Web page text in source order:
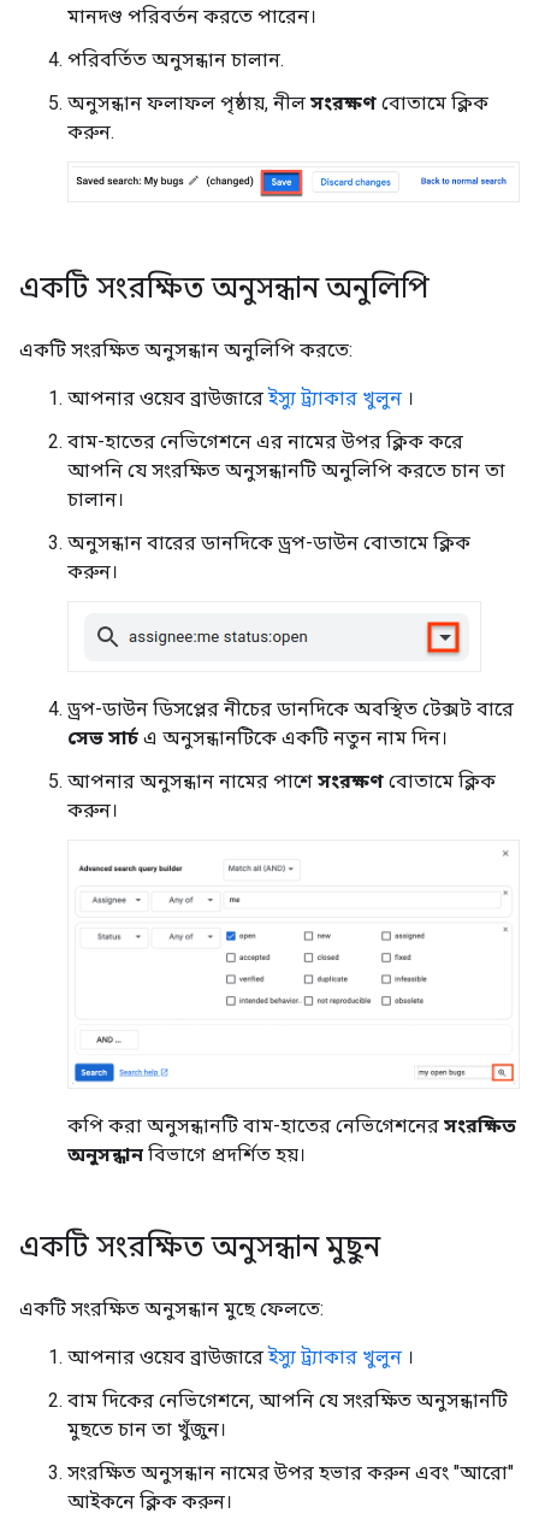
মানদণ্ড পরিবর্তন করতে পারেন।
পরিবর্তিত অনুসন্ধান চালান.
অনুসন্ধান ফলাফল পৃষ্ঠায়, নীল সংরক্ষণ বোতামে ক্লিক
করুন.
একটি সংরক্ষিত অনুসন্ধান অনুলিপি
একটি সংরক্ষিত অনুসন্ধান অনুলিপি করতে:
আপনার ওয়েব ব্রাউজারেইস্যু ট্র্যাকার খুলুন ।
বাম-হাতের নেভিগেশনে এর নামের উপর ক্লিক করে
আপনি যে সংরক্ষিত অনুসন্ধানটি অনুলিপি করতে চান তা
চালান।
অনুসন্ধান বারের ডানদিকে ড্রপ-ডাউন বোতামে ক্লিক
করুন।
ড্রপ-ডাউন ডিসপ্লের নীচের ডানদিকে অবস্থিত টেক্সট বারে
সেভ সার্চ এ অনুসন্ধানটিকে একটি নতুন নাম দিন।
আপনার অনুসন্ধান নামের পাশে সংরক্ষণ বোতামে ক্লিক
করুন।
কপি করা অনুসন্ধানটি বাম-হাতের নেভিগেশনের সংরক্ষিত
অনুসন্ধান বিভাগে প্রদর্শিত হয়।
একটি সংরক্ষিত অনুসন্ধান মুছুন
একটি সংরক্ষিত অনুসন্ধান মুছে ফেলতে:
আপনার ওয়েব ব্রাউজারেইস্যু ট্র্যাকার খুলুন ।
বাম দিকের নেভিগেশনে, আপনি যে সংরক্ষিত অনুসন্ধানটি
মুছতে চান তা খুঁজুন।
সংরক্ষিত অনুসন্ধান নামের উপর হভার করুন এবং "আরো"
আইকনে ক্লিক করুন।